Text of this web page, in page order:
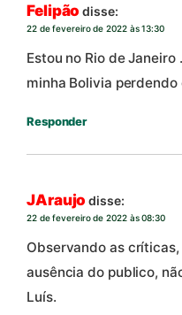
Felipão disse:
22 de fevereiro de 2022 às 13:30
Estou no Rio de
minha Bolivia perdendo
Responder
JAraujo disse:
22 de fevereiro de 2022 às 08:30
Observando as
ausência do publico,
Luís.